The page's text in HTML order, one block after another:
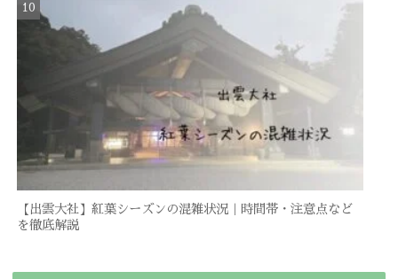
【出雲大社】紅葉シーズンの混雑状況｜時間帯・注意点など
を徹底解説